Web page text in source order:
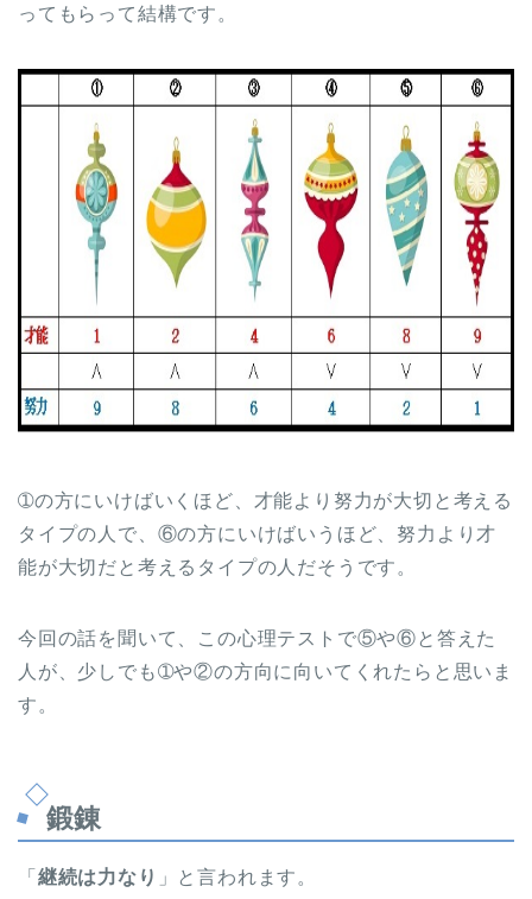
ってもらって結構です。
➀の方にいけばいくほど、才能より努力が大切と考える
タイプの人で、⑥の方にいけばいうほど、努力より才
能が大切だと考えるタイプの人だそうです。
今回の話を聞いて、この心理テストで⑤や⑥と答えた
人が、少しでも➀や②の方向に向いてくれたらと思いま
す。
鍛錬
「 継続は力なり 」と言われます。